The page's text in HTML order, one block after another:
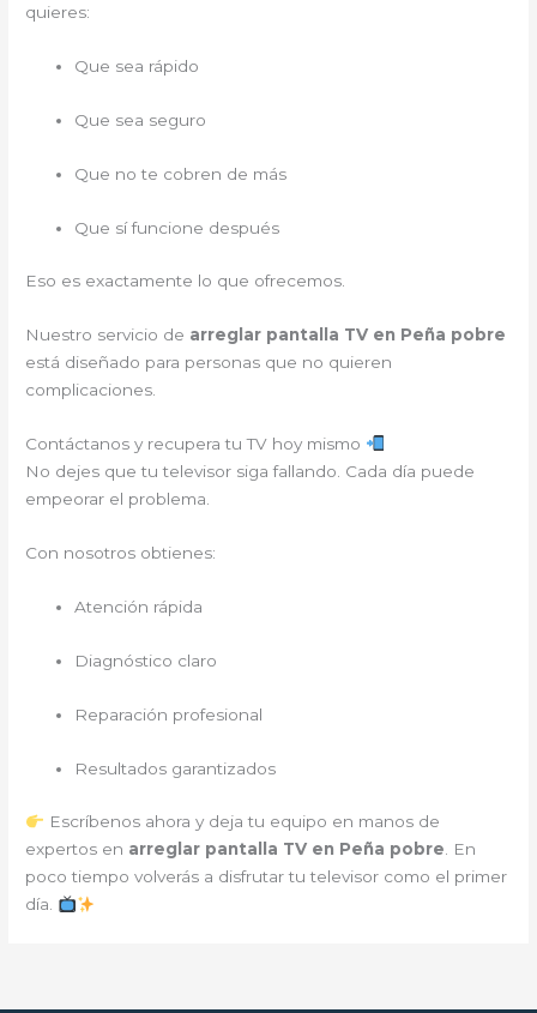
quieres:
Que sea rápido
Que sea seguro
Que no te cobren de más
Que sí funcione después
Eso es exactamente lo que ofrecemos.
Nuestro servicio de arreglar pantalla TV en Peña pobre
está diseñado para personas que no quieren
complicaciones.
Contáctanos y recupera tu TV hoy mismo
No dejes que tu televisor siga fallando. Cada día puede
empeorar el problema.
Con nosotros obtienes:
Atención rápida
Diagnóstico claro
Reparación profesional
Resultados garantizados
Escríbenos ahora y deja tu equipo en manos de
expertos en arreglar pantalla TV en Peña pobre. En
poco tiempo volverás a disfrutar tu televisor como el primer
día.